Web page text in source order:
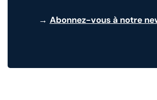
→ Abonnez-vous à notre